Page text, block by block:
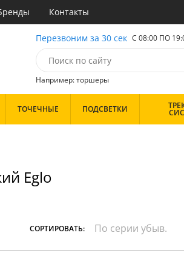
Контакты
Перезвоним за 30 сек С 08:00 ПО
Например: торшеры
ТОЧЕЧНЫЕ ПОДСВЕТКИ
Eglo
СОРТИРОВАТЬ: